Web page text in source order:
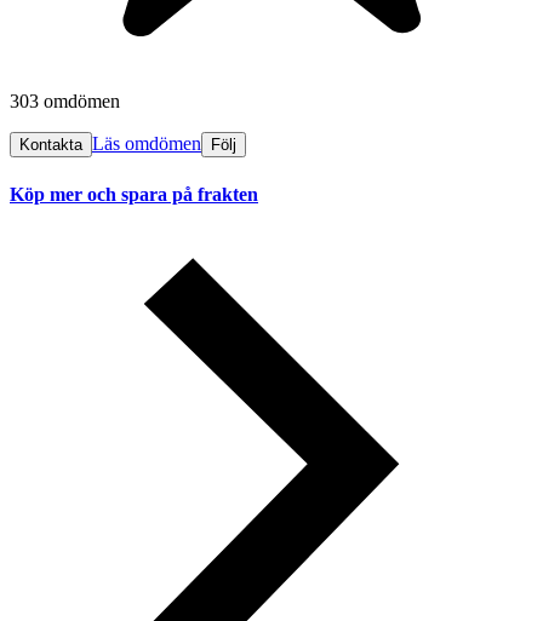
303 omdömen
Kontakta Läs omdömen Följ
Köp mer och spara på frakten